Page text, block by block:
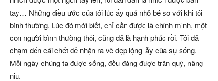
tay… Những điều ước của tôi lúc ấy quá nhỏ bé so với khi tôi
bình thường. Lúc đó mới biết, chỉ cần được là chính mình, một
con người bình thường thôi, cũng đã là hạnh phúc rồi. Tôi đã
chạm đến cái chết để nhận ra vẻ đẹp lộng lẫy của sự sống.
Mỗi ngày chúng ta được sống, đều đáng được trân quý, nâng
niu.